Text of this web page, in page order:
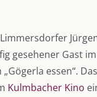
gesehener Gast
„Gögerla essen“.
Kulmbacher Kino